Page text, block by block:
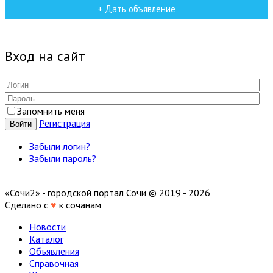
+ Дать объявление
Вход на сайт
Запомнить меня
Войти
Регистрация
Забыли логин?
Забыли пароль?
«Сочи2» - городской портал Сочи © 2019 - 2026
Сделано с ♥ к сочанам
Новости
Каталог
Объявления
Справочная